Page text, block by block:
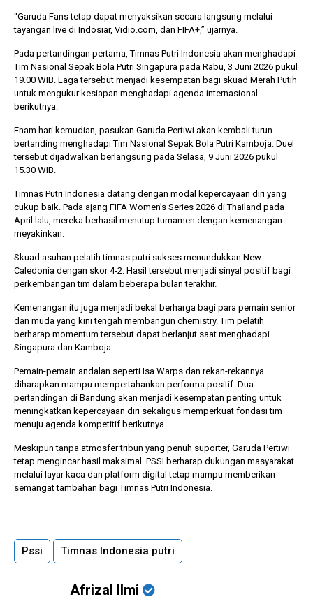
“Garuda Fans tetap dapat menyaksikan secara langsung melalui
tayangan live di Indosiar, Vidio.com, dan FIFA+,” ujarnya.
Pada pertandingan pertama, Timnas Putri Indonesia akan menghadapi
Tim Nasional Sepak Bola Putri Singapura pada Rabu, 3 Juni 2026 pukul
19.00 WIB. Laga tersebut menjadi kesempatan bagi skuad Merah Putih
untuk mengukur kesiapan menghadapi agenda internasional
berikutnya.
Enam hari kemudian, pasukan Garuda Pertiwi akan kembali turun
bertanding menghadapi Tim Nasional Sepak Bola Putri Kamboja. Duel
tersebut dijadwalkan berlangsung pada Selasa, 9 Juni 2026 pukul
15.30 WIB.
Timnas Putri Indonesia datang dengan modal kepercayaan diri yang
cukup baik. Pada ajang FIFA Women’s Series 2026 di Thailand pada
April lalu, mereka berhasil menutup turnamen dengan kemenangan
meyakinkan.
Skuad asuhan pelatih timnas putri sukses menundukkan New
Caledonia dengan skor 4-2. Hasil tersebut menjadi sinyal positif bagi
perkembangan tim dalam beberapa bulan terakhir.
Kemenangan itu juga menjadi bekal berharga bagi para pemain senior
dan muda yang kini tengah membangun chemistry. Tim pelatih
berharap momentum tersebut dapat berlanjut saat menghadapi
Singapura dan Kamboja.
Pemain-pemain andalan seperti Isa Warps dan rekan-rekannya
diharapkan mampu mempertahankan performa positif. Dua
pertandingan di Bandung akan menjadi kesempatan penting untuk
meningkatkan kepercayaan diri sekaligus memperkuat fondasi tim
menuju agenda kompetitif berikutnya.
Meskipun tanpa atmosfer tribun yang penuh suporter, Garuda Pertiwi
tetap mengincar hasil maksimal. PSSI berharap dukungan masyarakat
melalui layar kaca dan platform digital tetap mampu memberikan
semangat tambahan bagi Timnas Putri Indonesia.
Pssi Timnas Indonesia putri
Afrizal Ilmi